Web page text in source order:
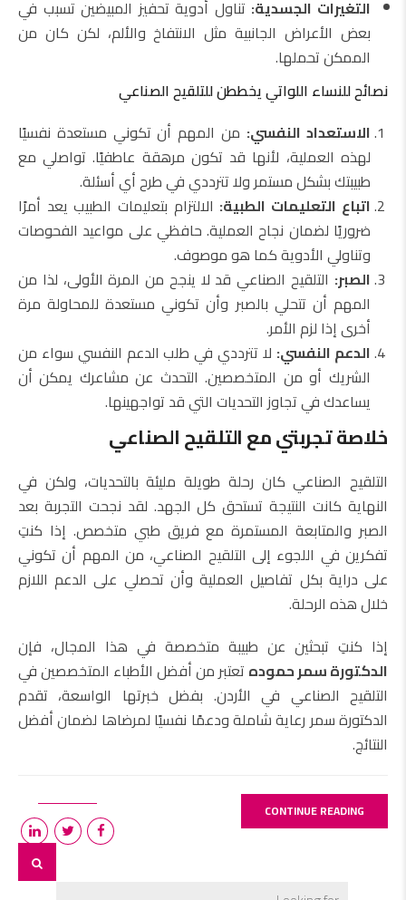
التغيرات الجسدية: تناول أدوية تحفيز المبيضين تسبب في
بعض الأعراض الجانبية مثل الانتفاخ والألم، لكن كان من
الممكن تحملها.
نصائح للنساء اللواتي يخططن للتلقيح الصناعي
الاستعداد النفسي: من المهم أن تكوني مستعدة نفسيًا
لهذه العملية، لأنها قد تكون مرهقة عاطفيًا. تواصلي مع
طبيبتك بشكل مستمر ولا تترددي في طرح أي أسئلة.
اتباع التعليمات الطبية: الالتزام بتعليمات الطبيب يعد أمرًا
ضروريًا لضمان نجاح العملية. حافظي على مواعيد الفحوصات
وتناولي الأدوية كما هو موصوف.
الصبر: التلقيح الصناعي قد لا ينجح من المرة الأولى، لذا من
المهم أن تتحلي بالصبر وأن تكوني مستعدة للمحاولة مرة
أخرى إذا لزم الأمر.
الدعم النفسي: لا تترددي في طلب الدعم النفسي سواء من
الشريك أو من المتخصصين. التحدث عن مشاعرك يمكن أن
يساعدك في تجاوز التحديات التي قد تواجهينها.
خلاصة تجربتي مع التلقيح الصناعي
التلقيح الصناعي كان رحلة طويلة مليئة بالتحديات، ولكن في
النهاية كانت النتيجة تستحق كل الجهد. لقد نجحت التجربة بعد
الصبر والمتابعة المستمرة مع فريق طبي متخصص. إذا كنتِ
تفكرين في اللجوء إلى التلقيح الصناعي، من المهم أن تكوني
على دراية بكل تفاصيل العملية وأن تحصلي على الدعم اللازم
خلال هذه الرحلة.
إذا كنتِ تبحثين عن طبيبة متخصصة في هذا المجال، فإن
الدكتورة سمر حموده تعتبر من أفضل الأطباء المتخصصين في
التلقيح الصناعي في الأردن. بفضل خبرتها الواسعة، تقدم
الدكتورة سمر رعاية شاملة ودعمًا نفسيًا لمرضاها لضمان أفضل
النتائج.
CONTINUE READING